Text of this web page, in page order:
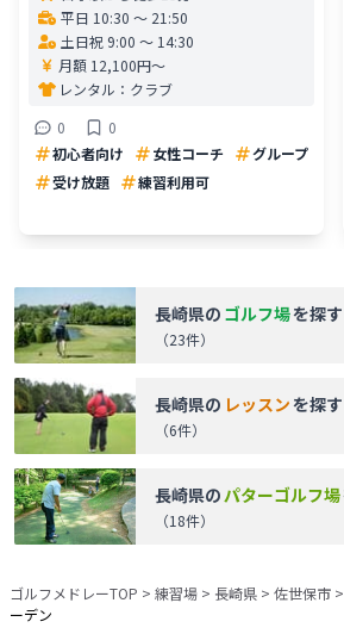
平日 10:30 〜 21:50
土日祝 9:00 〜 14:30
月額 12,100円〜
レンタル： クラブ
0
0
初心者向け
女性コーチ
グループ
受け放題
練習利用可
長崎県の ゴルフ場を探す
（23件）
長崎県の レッスンを探す
（6件）
長崎県のパターゴルフ場
（18件）
ゴルフメドレーTOP > 練習場 > 長崎県 > 佐世保市 >
ーデン